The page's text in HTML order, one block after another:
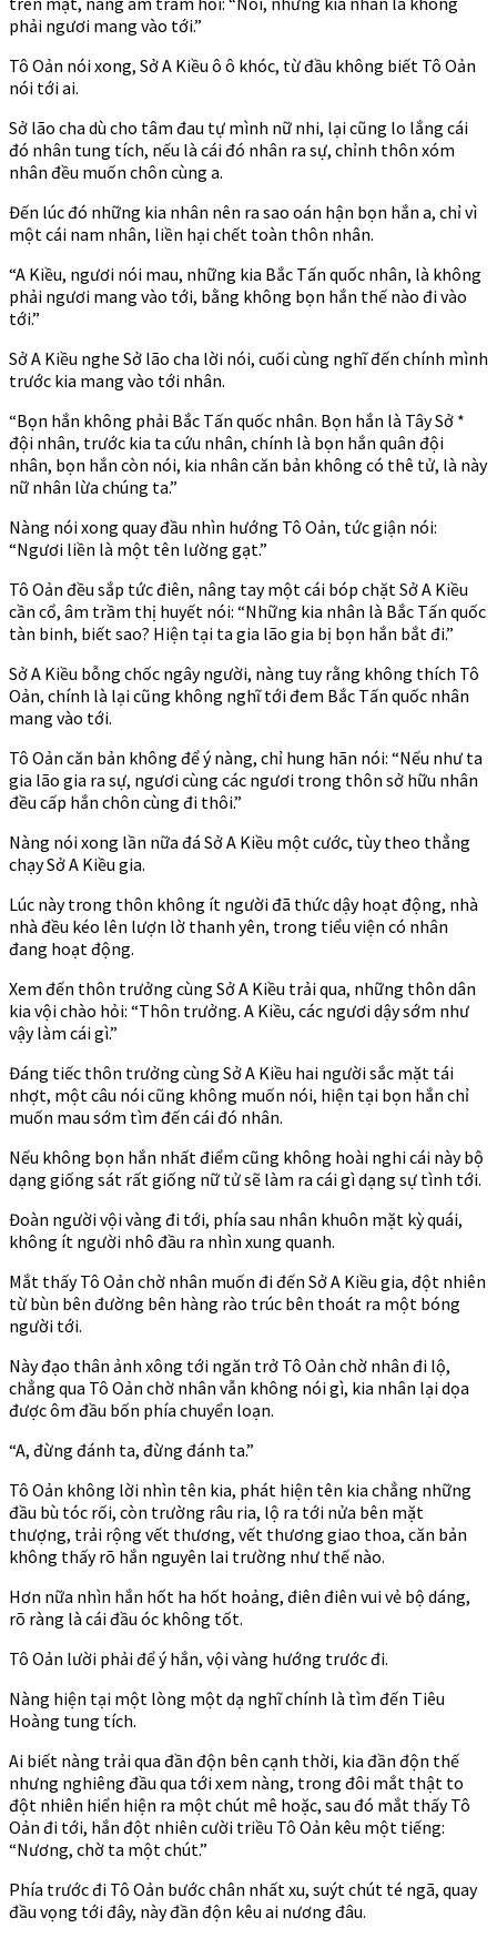
phải ngươi mang vào tới.”
Tô Oản nói xong, Sở A Kiều ô ô khóc, từ đầu không biết Tô Oản
nói tới ai.
Sở lão cha dù cho tâm đau tự mình nữ nhi, lại cũng lo lắng cái
đó nhân tung tích, nếu là cái đó nhân ra sự, chỉnh thôn xóm
nhân đều muốn chôn cùng a.
Đến lúc đó những kia nhân nên ra sao oán hận bọn hắn a, chỉ vì
một cái nam nhân, liền hại chết toàn thôn nhân.
“A Kiều, ngươi nói mau, những kia Bắc Tấn quốc nhân, là không
phải ngươi mang vào tới, bằng không bọn hắn thế nào đi vào
tới.”
Sở A Kiều nghe Sở lão cha lời nói, cuối cùng nghĩ đến chính mình
trước kia mang vào tới nhân.
“Bọn hắn không phải Bắc Tấn quốc nhân. Bọn hắn là Tây Sở *
đội nhân, trước kia ta cứu nhân, chính là bọn hắn quân đội
nhân, bọn hắn còn nói, kia nhân căn bản không có thê tử, là này
nữ nhân lừa chúng ta.”
Nàng nói xong quay đầu nhìn hướng Tô Oản, tức giận nói:
“Ngươi liền là một tên lường gạt.”
Tô Oản đều sắp tức điên, nâng tay một cái bóp chặt Sở A Kiều
cần cổ, âm trầm thị huyết nói: “Những kia nhân là Bắc Tấn quốc
tàn binh, biết sao? Hiện tại ta gia lão gia bị bọn hắn bắt đi.”
Sở A Kiều bỗng chốc ngây người, nàng tuy rằng không thích Tô
Oản, chính là lại cũng không nghĩ tới đem Bắc Tấn quốc nhân
mang vào tới.
Tô Oản căn bản không để ý nàng, chỉ hung hãn nói: “Nếu như ta
gia lão gia ra sự, ngươi cùng các ngươi trong thôn sở hữu nhân
đều cấp hắn chôn cùng đi thôi.”
Nàng nói xong lần nữa đá Sở A Kiều một cước, tùy theo thẳng
chạy Sở A Kiều gia.
Lúc này trong thôn không ít người đã thức dậy hoạt động, nhà
nhà đều kéo lên lượn lờ thanh yên, trong tiểu viện có nhân
đang hoạt động.
Xem đến thôn trưởng cùng Sở A Kiều trải qua, những thôn dân
kia vội chào hỏi: “Thôn trưởng. A Kiều, các ngươi dậy sớm như
vậy làm cái gì.”
Đáng tiếc thôn trưởng cùng Sở A Kiều hai người sắc mặt tái
nhợt, một câu nói cũng không muốn nói, hiện tại bọn hắn chỉ
muốn mau sớm tìm đến cái đó nhân.
Nếu không bọn hắn nhất điểm cũng không hoài nghi cái này bộ
dạng giống sát rất giống nữ tử sẽ làm ra cái gì dạng sự tình tới.
Đoàn người vội vàng đi tới, phía sau nhân khuôn mặt kỳ quái,
không ít người nhô đầu ra nhìn xung quanh.
Mắt thấy Tô Oản chờ nhân muốn đi đến Sở A Kiều gia, đột nhiên
từ bùn bên đường bên hàng rào trúc bên thoát ra một bóng
người tới.
Này đạo thân ảnh xông tới ngăn trở Tô Oản chờ nhân đi lộ,
chẳng qua Tô Oản chờ nhân vẫn không nói gì, kia nhân lại dọa
được ôm đầu bốn phía chuyển loạn.
“A, đừng đánh ta, đừng đánh ta.”
Tô Oản không lời nhìn tên kia, phát hiện tên kia chẳng những
đầu bù tóc rối, còn trường râu ria, lộ ra tới nửa bên mặt
thượng, trải rộng vết thương, vết thương giao thoa, căn bản
không thấy rõ hắn nguyên lai trường như thế nào.
Hơn nữa nhìn hắn hốt ha hốt hoảng, điên điên vui vẻ bộ dáng,
rõ ràng là cái đầu óc không tốt.
Tô Oản lười phải để ý hắn, vội vàng hướng trước đi.
Nàng hiện tại một lòng một dạ nghĩ chính là tìm đến Tiêu
Hoàng tung tích.
Ai biết nàng trải qua đần độn bên cạnh thời, kia đần độn thế
nhưng nghiêng đầu qua tới xem nàng, trong đôi mắt thật to
đột nhiên hiển hiện ra một chút mê hoặc, sau đó mắt thấy Tô
Oản đi tới, hắn đột nhiên cười triều Tô Oản kêu một tiếng:
“Nương, chờ ta một chút.”
Phía trước đi Tô Oản bước chân nhất xu, suýt chút té ngã, quay
đầu vọng tới đây, này đần độn kêu ai nương đâu.